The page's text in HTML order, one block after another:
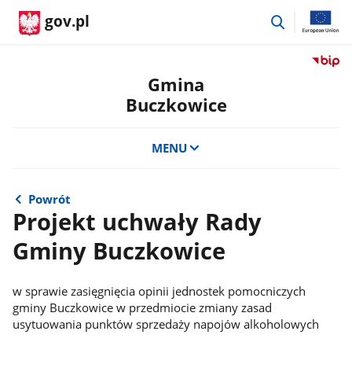
gov.pl
przejdź
Przejdź
Gmina
Buczkowice
MENU
Powrót
Projekt uchwały Rady
Gminy Buczkowice
w sprawie zasięgnięcia opinii jednostek pomocniczych
gminy Buczkowice w przedmiocie zmiany zasad
usytuowania punktów sprzedaży napojów alkoholowych